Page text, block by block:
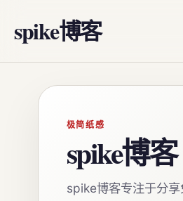
spike博客
极简纸感
spike博客
spike博客专注于分